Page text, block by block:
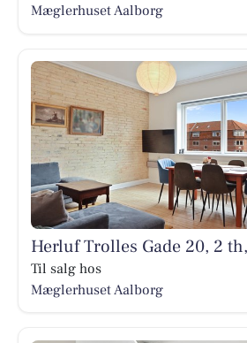
Mæglerhuset Aalborg
Herluf Trolles Gade 20, 2
Til salg hos
Mæglerhuset Aalborg